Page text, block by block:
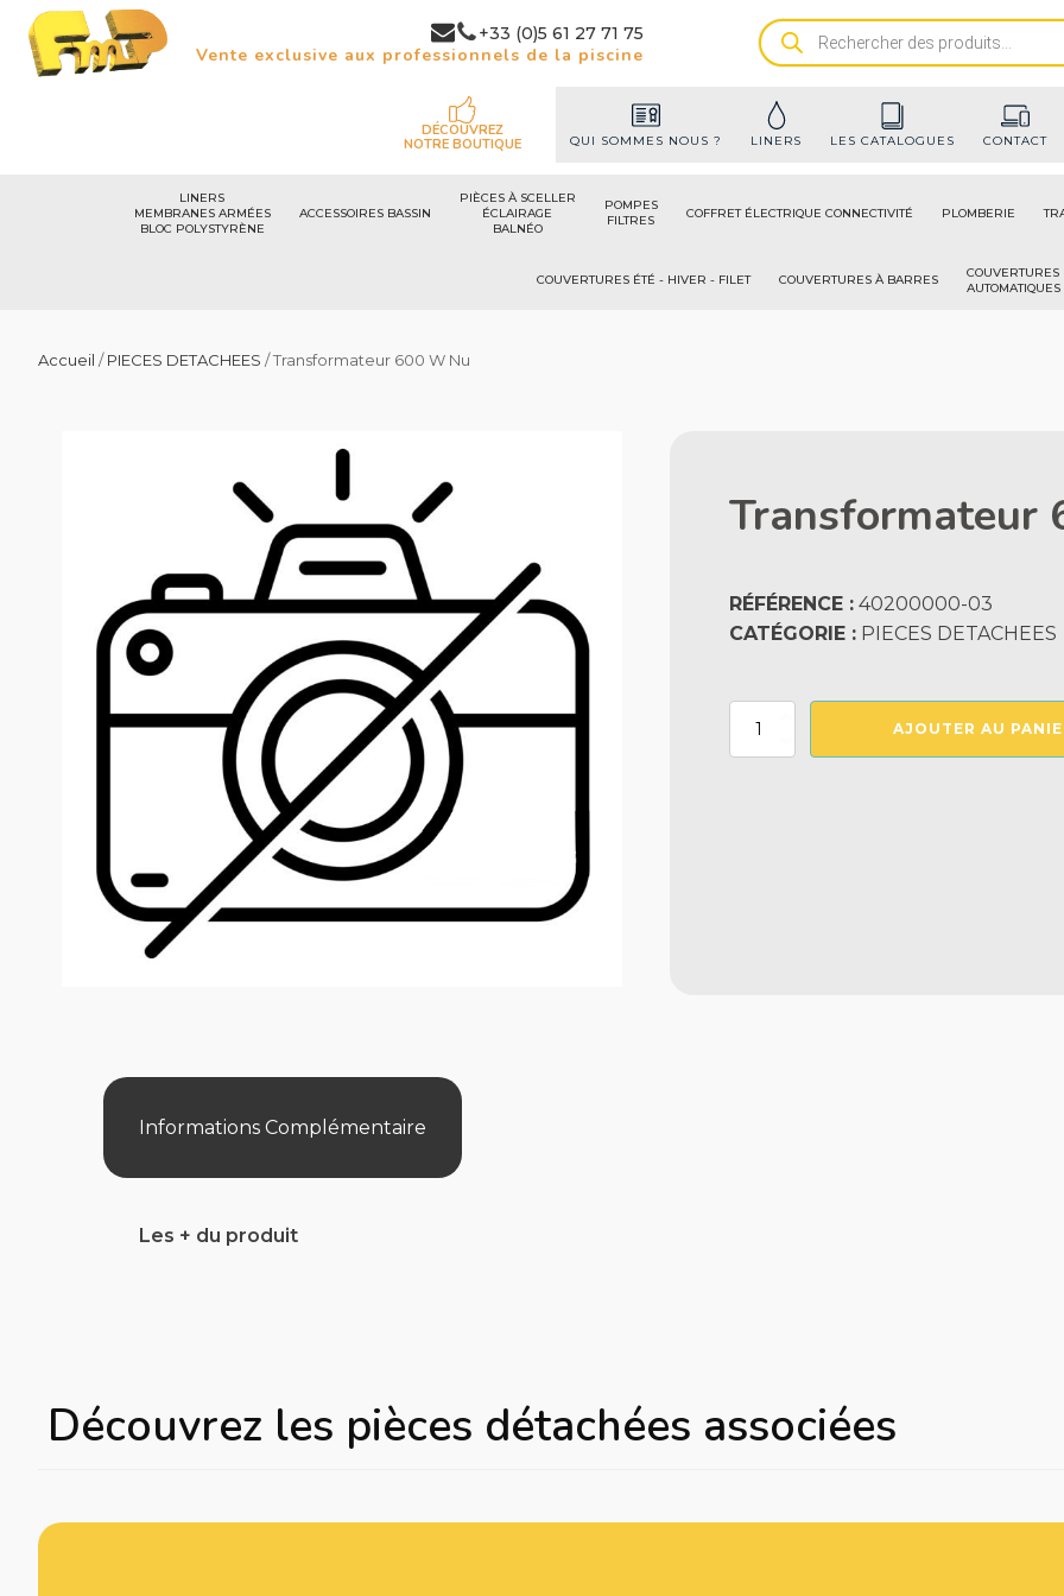
+33 (0)5 61 27 71 75
Vente exclusive aux professionnels de la piscine
Recherche
de
DÉCOUVREZ
NOTRE BOUTIQUE
QUI SOMMES NOUS ? LINERS LES CATALOGUES CONTACT
LINERS
MEMBRANES ARMÉES
BLOC POLYSTYRÈNE
ACCESSOIRES BASSIN
PIÈCES À SCELLER
ÉCLAIRAGE
BALNÉO
POMPES
FILTRES
COFFRET ÉLECTRIQUE CONNECTIVITÉ PLOMBERIE
COUVERTURES ÉTÉ - HIVER - FILET COUVERTURES À BARRES
COUVERTURES
AUTOMATIQUES
Accueil /PIECES DETACHEES / Transformateur 600 W Nu
Transformateur
RÉFÉRENCE : 40200000-03
CATÉGORIE : PIECES DETACHEES
quantité
AJOUTER AU
Informations Complémentaire
Les + du produit
Découvrez les pièces détachées associées